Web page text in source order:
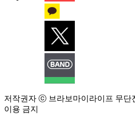
저작권자 ⓒ 브라보마이라이프 무단
이용 금지